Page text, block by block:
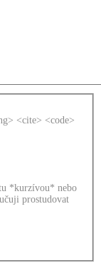
<cite> <code>
*kurzívou* nebo
prostudovat